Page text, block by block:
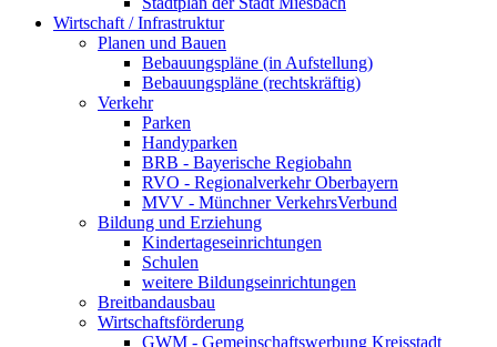
Wirtschaft / Infrastruktur
Planen und Bauen
Bebauungspläne (in Aufstellung)
Bebauungspläne (rechtskräftig)
Verkehr
Parken
Handyparken
BRB - Bayerische Regiobahn
RVO - Regionalverkehr Oberbayern
MVV - Münchner VerkehrsVerbund
Bildung und Erziehung
Kindertageseinrichtungen
Schulen
weitere Bildungseinrichtungen
Breitbandausbau
Wirtschaftsförderung
GWM - Gemeinschaftswerbung Kreisstadt